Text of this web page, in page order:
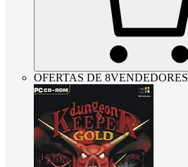
OFERTAS DE 8VENDEDORES